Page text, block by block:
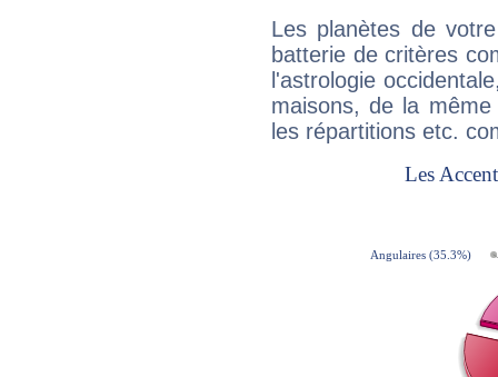
Les planètes de
batterie de critères
l'astrologie
maisons, de la
les répartitions etc.